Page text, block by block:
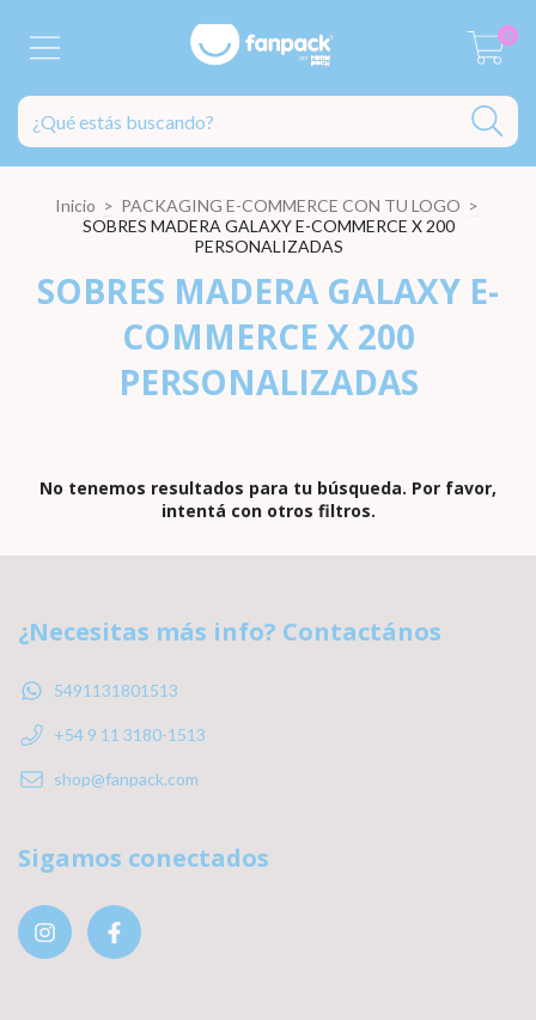
0
Inicio > PACKAGING E-COMMERCE CON TU LOGO >
SOBRES MADERA GALAXY E-COMMERCE X 200
PERSONALIZADAS
SOBRES MADERA GALAXY E-
COMMERCE X 200
PERSONALIZADAS
No tenemos resultados para tu búsqueda. Por favor,
intentá con otros filtros.
¿Necesitas más info? Contactános
5491131801513
+54 9 11 3180-1513
shop@fanpack.com
Sigamos conectados